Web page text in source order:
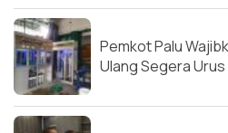
Pemkot Palu
Ulang Segera Urus